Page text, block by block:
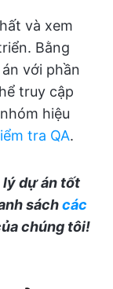
và xem
Bằng
với phần
truy cập
hiệu
tra QA.
lý dự án tốt
sáchcác
chúng tôi!